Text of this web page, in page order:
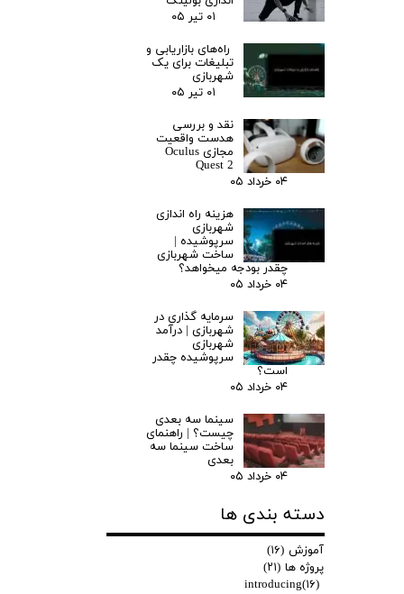
۰۱ تیر ۰۵
راه‌های بازاریابی و
تبلیغات برای یک
شهربازی
۰۱ تیر ۰۵
نقد و بررسی
هدست واقعیت
مجازی Oculus
Quest 2
۰۴ خرداد ۰۵
هزینه راه اندازی
شهربازی
سرپوشیده |
ساخت شهربازی
چقدر بودجه میخواهد؟
۰۴ خرداد ۰۵
سرمایه گذاری در
شهربازی | درآمد
شهربازی
سرپوشیده چقدر
است؟
۰۴ خرداد ۰۵
سینما سه بعدی
چیست؟ | راهنمای
ساخت سینما سه
بعدی
۰۴ خرداد ۰۵
دسته بندی ها
آموزش (۱۶)
پروژه ها (۲۱)
introducing(۱۶)